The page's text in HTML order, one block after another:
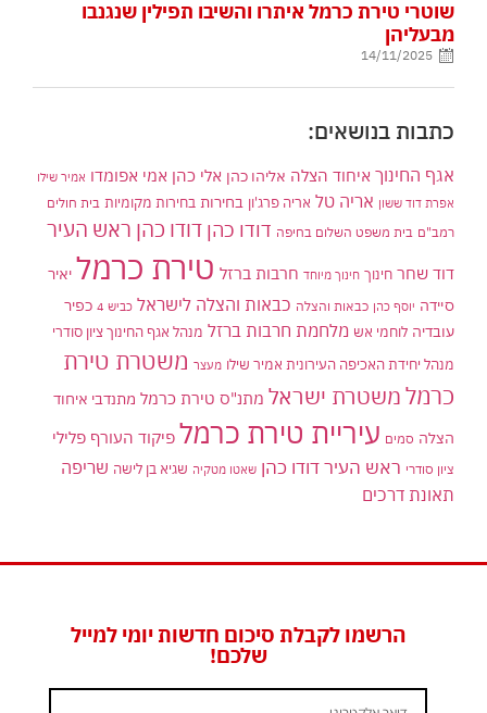
שוטרי טירת כרמל איתרו והשיבו תפילין שנגנבו
מבעליהן
14/11/2025
כתבות בנושאים:
אגף החינוך איחוד הצלה אליהו כהן אלי כהן אמי אפומדו אמיר שילו
אפרת דוד ששון אריה טל אריה פרג'ון בחירות בחירות מקומיות בית חולים
רמב"ם בית משפט השלום בחיפה דודו כהן דודו כהן ראש העיר
דוד שחר חינוך חינוך מיוחד חרבות ברזל טירת כרמל יאיר
סיידה יוסף כהן כבאות והצלה כבאות והצלה לישראל כביש 4
כפיר
עובדיה לוחמי אש מלחמת חרבות ברזל מנהל אגף החינוך ציון סודרי
מנהל יחידת האכיפה העירונית אמיר שילו מעצר משטרת טירת
כרמלמשטרת ישראל מתנ"ס טירת כרמל מתנדבי איחוד
הצלה סמים עיריית טירת כרמל פיקוד העורף פלילי
ציון סודרי ראש העיר דודו כהן שאטו מטקיה שגיא בן לישה שריפה
תאונת דרכים
הרשמו לקבלת סיכום חדשות יומי למייל
שלכם!